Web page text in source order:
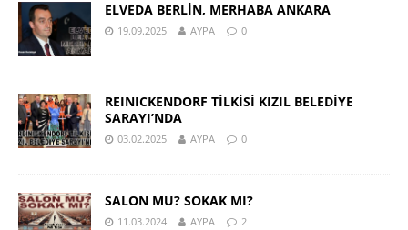
ELVEDA BERLİN, MERHABA ANKARA
19.09.2025 AYPA 0
REINICKENDORF TİLKİSİ KIZIL BELEDİYE
SARAYI’NDA
03.02.2025 AYPA 0
SALON MU? SOKAK MI?
11.03.2024 AYPA 2